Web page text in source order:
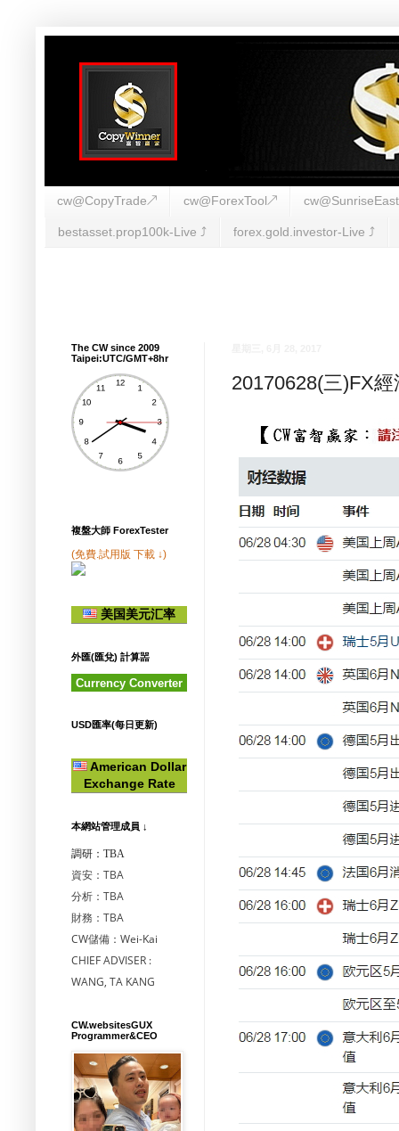
cw@CopyTrade↗ cw@ForexTool↗
bestasset.prop100k-Live ⤴︎ forex.gold.investor-Live ⤴︎
20170628(三)FX
The CW since 2009
Taipei:UTC/GMT+8hr
複盤大師 ForexTester
(免費.試用版 下載 ↓)
美国美元汇率
外匯(匯兌) 計算噐
Currency Converter
USD匯率(每日更新)
American Dollar
Exchange Rate
本網站管理成員 ↓
調研：TBA
資安：TBA
分析：TBA
財務：TBA
CW儲備：Wei-Kai
CHIEF ADVISER :
WANG, TA KANG
CW.websitesGUX
Programmer&CEO